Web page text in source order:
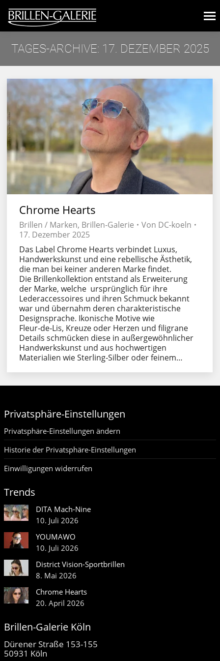
TAGES-ARCHIVE: 17. DEZEMBER 2025
Chrome Hearts
Brillen / Marken, Brillen-Galerie Von DC-koeln
17. Dezember 2025
Das Label Chrome Hearts verbindet Luxus,
Handwerkskunst und eine rebellische Ästhetik,
die man bei keiner anderen Marke findet.
Die Brillenkollektion entstand als Erweiterung
der Marke, welche ursprünglich für ihre
Lederaccessoires und ihren Schmuck bekannt
war und übernahm deren charakteristische
Designsprache. Ikonische Motive wie
Fleur‑de‑Lis, Kreuze oder Herzen und filigrane
Details schmücken diese in außergewöhnlicher
Handwerkskunst und aus hochwertigen
Materialien wie Sterling‑Silber oder feinem…
Privatsphäre-Einstellungen
Privatsphäre-Einstellungen ändern
Historie der Privatsphäre-Einstellungen
Einwilligungen widerrufen
Trends
DITA Mach-Nine
10. Juli 2026
YOUMAWO
10. Juli 2026
District Vision-Sportbrillen
8. Mai 2026
Chrome Hearts
20. April 2026
Brillen-Galerie Köln
Dürener Straße 153-155
50931 Köln